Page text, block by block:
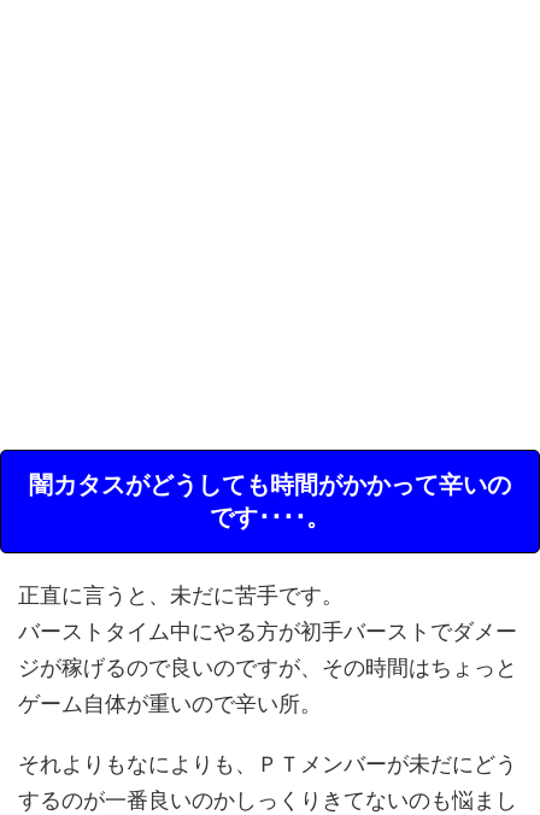
闇カタスがどうしても時間がかかって辛いの
です････。
正直に言うと、未だに苦手です。
バーストタイム中にやる方が初手バーストでダメー
ジが稼げるので良いのですが、その時間はちょっと
ゲーム自体が重いので辛い所。
それよりもなによりも、ＰＴメンバーが未だにどう
するのが一番良いのかしっくりきてないのも悩まし